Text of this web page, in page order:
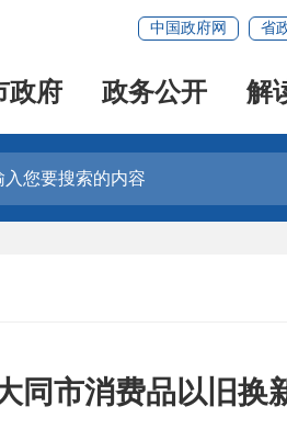
中国政府网 省
政府 政务公开 解
同市消费品以旧换